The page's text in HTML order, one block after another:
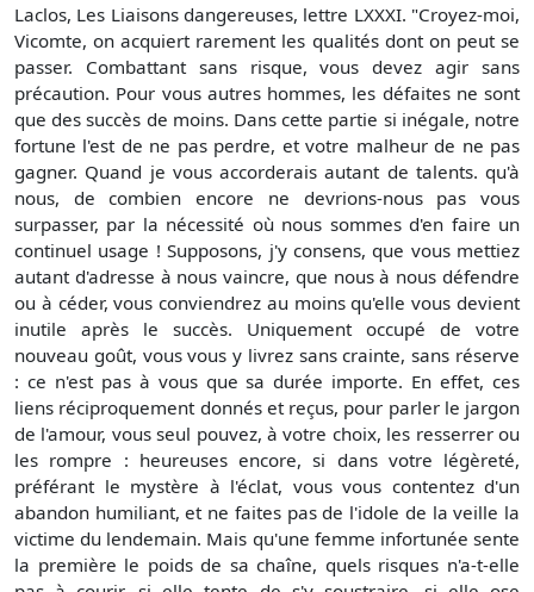
Laclos, Les Liaisons dangereuses, lettre LXXXI. "Croyez-moi,
Vicomte, on acquiert rarement les qualités dont on peut se
passer. Combattant sans risque, vous devez agir sans
précaution. Pour vous autres hommes, les défaites ne sont
que des succès de moins. Dans cette partie si inégale, notre
fortune l'est de ne pas perdre, et votre malheur de ne pas
gagner. Quand je vous accorderais autant de talents. qu'à
nous, de combien encore ne devrions-nous pas vous
surpasser, par la nécessité où nous sommes d'en faire un
continuel usage ! Supposons, j'y consens, que vous mettiez
autant d'adresse à nous vaincre, que nous à nous défendre
ou à céder, vous conviendrez au moins qu'elle vous devient
inutile après le succès. Uniquement occupé de votre
nouveau goût, vous vous y livrez sans crainte, sans réserve
: ce n'est pas à vous que sa durée importe. En effet, ces
liens réciproquement donnés et reçus, pour parler le jargon
de l'amour, vous seul pouvez, à votre choix, les resserrer ou
les rompre : heureuses encore, si dans votre légèreté,
préférant le mystère à l'éclat, vous vous contentez d'un
abandon humiliant, et ne faites pas de l'idole de la veille la
victime du lendemain. Mais qu'une femme infortunée sente
la première le poids de sa chaîne, quels risques n'a-t-elle